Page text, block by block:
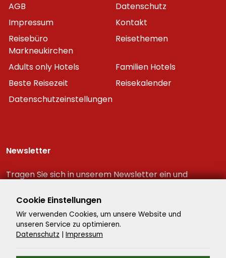
AGB
Datenschutz
Impressum
Kontakt
Reisebüro
Markneukirchen
Reisethemen
Adults only Hotels
Familien Hotels
Beste Reisezeit
Reisekalender
Datenschutzeinstellungen
Newsletter
Tragen Sie sich in unserem Newsletter ein und
Reiseschnäppchen!
Cookie Einstellungen
Wir verwenden Cookies, um unsere Website und
unseren Service zu optimieren.
Datenschutz | Impressum